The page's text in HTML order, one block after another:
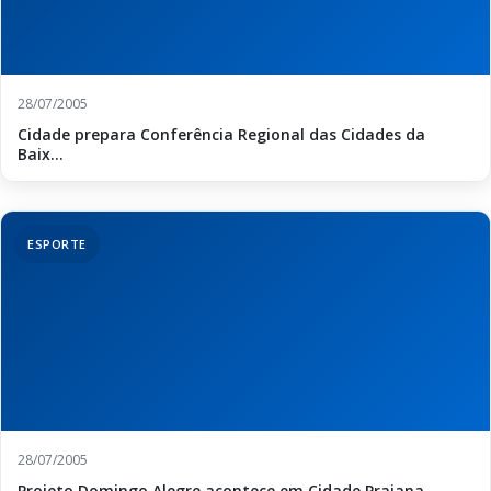
28/07/2005
Cidade prepara Conferência Regional das Cidades da
Baix...
ESPORTE
28/07/2005